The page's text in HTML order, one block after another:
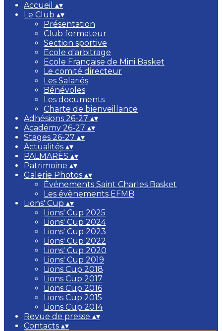
Accueil ▴▾
Le Club ▴▾
Présentation
Club formateur
Section sportive
Ecole d'arbitrage
Ecole Française de Mini Basket
Le comité directeur
Les Salariés
Bénévoles
Les documents
Charte de bienveillance
Adhésions 26-27 ▴▾
Académy 26-27 ▴▾
Stages 26-27 ▴▾
Actualités ▴▾
PALMARÈS ▴▾
Patrimoine ▴▾
Galerie Photos ▴▾
Événements Saint Charles Basket
Les évènements EFMB
Lions' Cup ▴▾
Lions' Cup 2025
Lions' Cup 2024
Lions' Cup 2023
Lions' Cup 2022
Lions' Cup 2020
Lions' Cup 2019
Lions Cup 2018
Lions Cup 2017
Lions Cup 2016
Lions Cup 2015
Lions Cup 2014
Revue de presse ▴▾
Contacts ▴▾